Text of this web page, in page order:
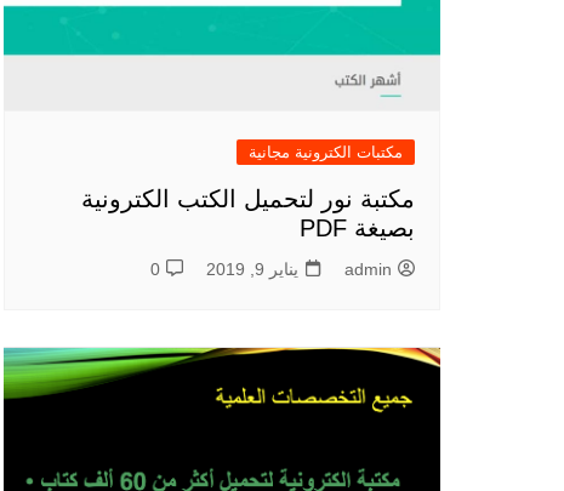
مكتبات الكترونية مجانية
مكتبة نور لتحميل الكتب الكترونية
بصيغة PDF
admin يناير 9, 2019 0